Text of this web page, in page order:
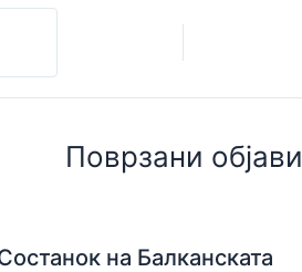
Поврзани објави
на Балканската